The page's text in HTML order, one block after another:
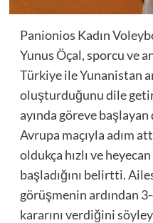
Panionios Kadın
Yunus Öçal, sporcu ve
Türkiye ile Yunanistan
oluşturduğunu dile
ayında göreve
Avrupa maçıyla adım
oldukça hızlı ve
başladığını belirtti.
görüşmenin ardından
kararını verdiğini